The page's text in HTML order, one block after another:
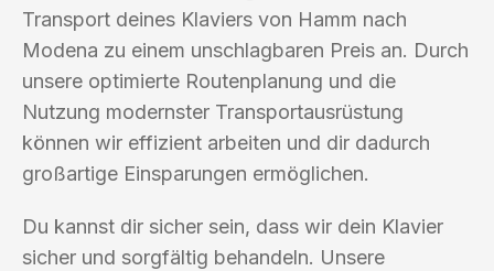
Transport deines Klaviers von Hamm nach
Modena zu einem unschlagbaren Preis an. Durch
unsere optimierte Routenplanung und die
Nutzung modernster Transportausrüstung
können wir effizient arbeiten und dir dadurch
großartige Einsparungen ermöglichen.
Du kannst dir sicher sein, dass wir dein Klavier
sicher und sorgfältig behandeln. Unsere